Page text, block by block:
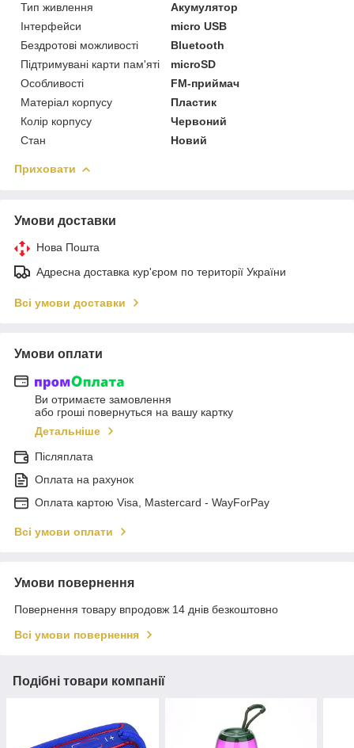
Тип живлення
Акумулятор
Інтерфейси
micro USB
Бездротові можливості
Bluetooth
Підтримувані карти пам'яті
microSD
Особливості
FM-приймач
Матеріал корпусу
Пластик
Колір корпусу
Червоний
Стан
Новий
Приховати
Умови доставки
Нова Пошта
Адресна доставка кур'єром по території України
Всі умови доставки
Умови оплати
Ви отримаєте замовлення
або гроші повернуться на вашу картку
Детальніше
Післяплата
Оплата на рахунок
Оплата картою Visa, Mastercard - WayForPay
Всі умови оплати
Умови повернення
Повернення товару впродовж 14 днів безкоштовно
Всі умови повернення
Подібні товари компанії